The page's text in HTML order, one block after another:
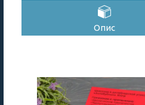
Опис